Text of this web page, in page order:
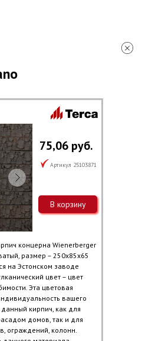
концерна Wienerberger
размер – 250х85х65
на Эстонском заводе
цвет – цвет
Эта цветовая
вашего
кирпич, как для
домов, так и для
ограждений, колонн.
75,06 руб.
Артикул 25103871
В корзину